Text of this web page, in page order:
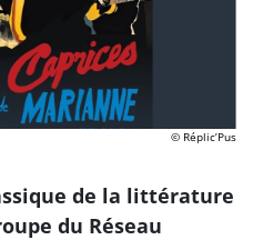
© Réplic’Pus
de la littérature
du Réseau